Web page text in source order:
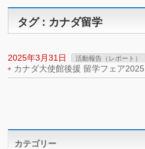
タグ : カナダ留学
2025年3月31日 活動報告（レポート）
カナダ大使館後援 留学フェア
カテゴリー